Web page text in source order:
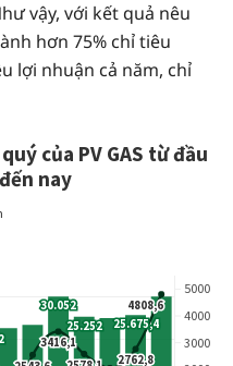
vậy, với kết quả nêu
hơn 75% chỉ tiêu
lợi nhuận cả năm, chỉ